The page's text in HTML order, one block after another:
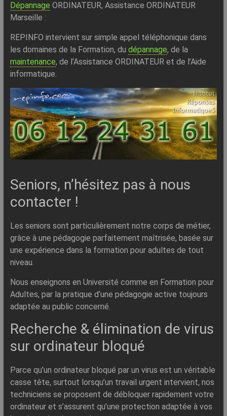
Dépannage ORDINATEUR, Assistance ORDINATEUR
Marseille :
REPINFO intervient sur simple appel téléphonique dans
les domaines de la Formation, du dépannage, de la
maintenance, de l’Assistance ORDINATEUR et de l’Aide
informatique.
Seniors, n’hésitez pas à nous
contacter !
Les seniors sont particulièrement notre corps de métier,
grâce à une pédagogie parfaitement maîtrisée, basée sur
une expérience dans la formation pour adultes de tout
niveau.
Nous enseignons en Université comme en Formation pour
Adultes, par la pratique d’une pédagogie active toujours
adaptée au public concerné.
Recherche & élimination de virus
sur ordinateur bloqué
Parce qu’un ordinateur bloqué par un virus est un véritable
casse tête, surtout lorsqu’un travail urgent intervient, nos
techniciens se proposent de débloquer rapidement votre
ordinateur et s’assurent qu’une protection adaptée à vos